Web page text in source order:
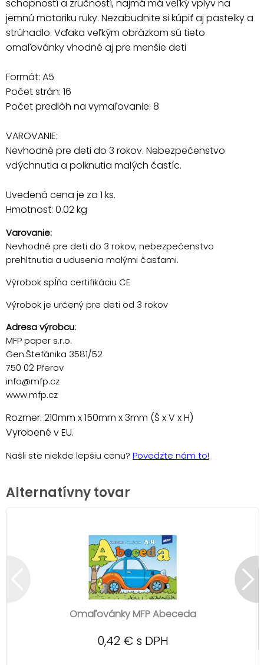
schopností a zručností, najmä má veľký vplyv na
jemnú motoriku ruky. Nezabudnite si kúpiť aj pastelky a
strúhadlo. Vďaka veľkým obrázkom sú tieto
omaľovánky vhodné aj pre menšie deti
Formát: A5
Počet strán: 16
Počet predlôh na vymaľovanie: 8
VAROVANIE:
Nevhodné pre deti do 3 rokov. Nebezpečenstvo
vdýchnutia a polknutia malých častíc.
Uvedená cena je za 1 ks.
Hmotnosť: 0.02 kg
Varovanie:
Nevhodné pre deti do 3 rokov, nebezpečenstvo
prehltnutia a udusenia malými časťami.
Výrobok spĺňa certifikáciu CE
Výrobok je určený pre deti od 3 rokov
Adresa výrobcu:
MFP paper s.r.o.
Gen.Štefánika 3581/52
750 02 Přerov
info@mfp.cz
www.mfp.cz
Rozmer: 210mm x 150mm x 3mm (Š x V x H)
Vyrobené v EU.
Našli ste niekde lepšiu cenu? Povedzte nám to!
Alternatívny tovar
Omaľovánky MFP Abeceda
0,42 € s DPH